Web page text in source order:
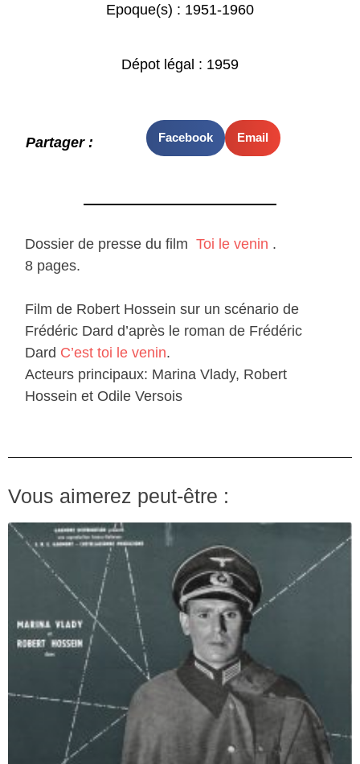
Epoque(s) : 1951-1960
Dépot légal : 1959
Partager : Facebook Email
Dossier de presse du filmToi le venin .
8 pages.
Film de Robert Hossein sur un scénario de
Frédéric Dard d’après le roman de Frédéric
Dard C’est toi le venin.
Acteurs principaux: Marina Vlady, Robert
Hossein et Odile Versois
Vous aimerez peut-être :